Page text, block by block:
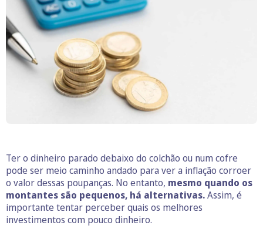
Ter o dinheiro parado debaixo do colchão ou num cofre
pode ser meio caminho andado para ver a inflação corroer
o valor dessas poupanças. No entanto, mesmo quando os
montantes são pequenos, há alternativas.Assim, é
importante tentar perceber quais os melhores
investimentos com pouco dinheiro.